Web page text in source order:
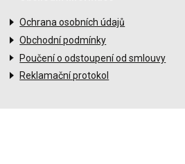
Ochrana osobních údajů
Obchodní podmínky
Poučení o odstoupení od smlouvy
Reklamační protokol